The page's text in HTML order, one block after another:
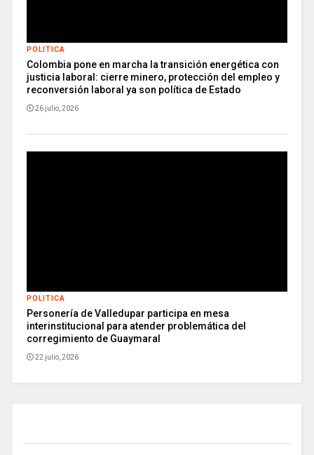
POLITICA
Colombia pone en marcha la transición energética con
justicia laboral: cierre minero, protección del empleo y
reconversión laboral ya son política de Estado
26 julio, 2026
POLITICA
Personería de Valledupar participa en mesa
interinstitucional para atender problemática del
corregimiento de Guaymaral
22 julio, 2026